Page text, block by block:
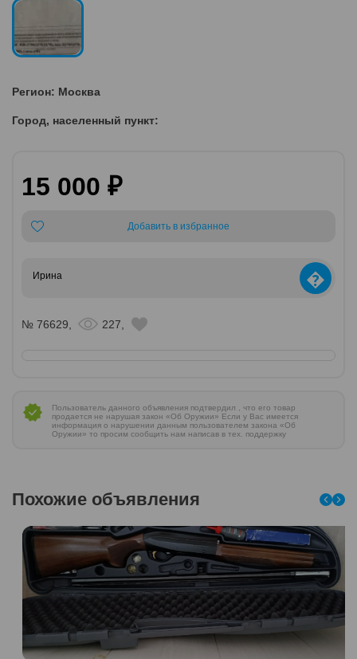
Регион: Москва
Город, населенный пункт:
15 000 ₽
Добавить в избранное
Ирина �
№ 76629, 227,
Пользователь данного объявления подтвердил , что его товар
продается не нарушая закон «Об Оружии» Если у Вас имеется
информация о нарушении данным пользователем закона «Об
Оружии» то просим сообщить нам написав в тех. поддержку
Похожие объявления